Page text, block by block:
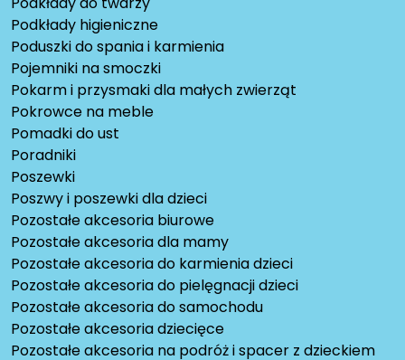
Podkłady higieniczne
Poduszki do spania i karmienia
Pojemniki na smoczki
Pokarm i przysmaki dla małych zwierząt
Pokrowce na meble
Pomadki do ust
Poradniki
Poszewki
Poszwy i poszewki dla dzieci
Pozostałe akcesoria biurowe
Pozostałe akcesoria dla mamy
Pozostałe akcesoria do karmienia dzieci
Pozostałe akcesoria do pielęgnacji dzieci
Pozostałe akcesoria do samochodu
Pozostałe akcesoria dziecięce
Pozostałe akcesoria na podróż i spacer z dzieckiem